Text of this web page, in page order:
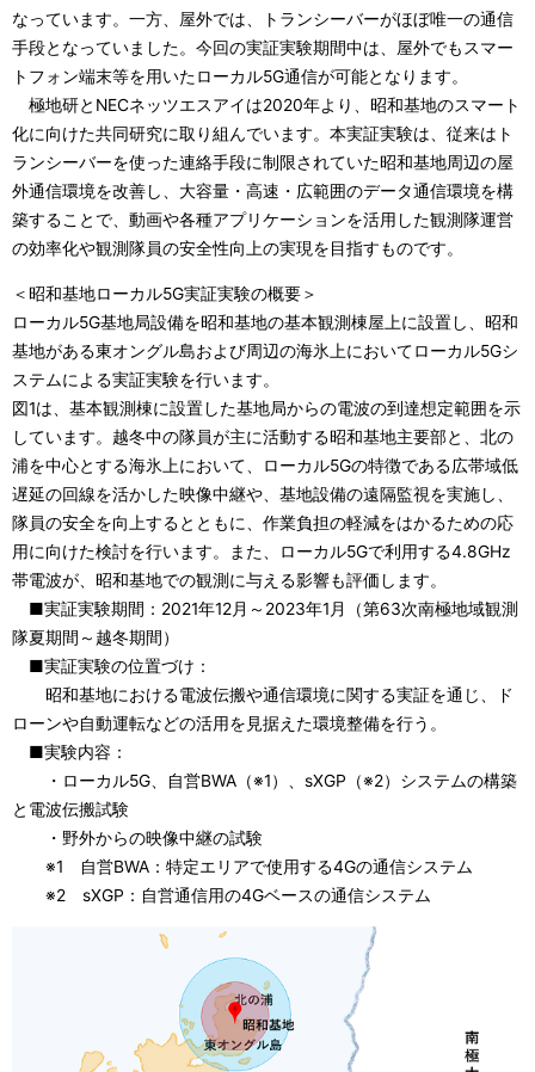
なっています。一方、屋外では、トランシーバーがほぼ唯一の通信
手段となっていました。今回の実証実験期間中は、屋外でもスマー
トフォン端末等を用いたローカル5G通信が可能となります。
極地研とNECネッツエスアイは2020年より、昭和基地のスマート
化に向けた共同研究に取り組んでいます。本実証実験は、従来はト
ランシーバーを使った連絡手段に制限されていた昭和基地周辺の屋
外通信環境を改善し、大容量・高速・広範囲のデータ通信環境を構
築することで、動画や各種アプリケーションを活用した観測隊運営
の効率化や観測隊員の安全性向上の実現を目指すものです。
＜昭和基地ローカル5G実証実験の概要＞
ローカル5G基地局設備を昭和基地の基本観測棟屋上に設置し、昭和
基地がある東オングル島および周辺の海氷上においてローカル5Gシ
ステムによる実証実験を行います。
図1は、基本観測棟に設置した基地局からの電波の到達想定範囲を示
しています。越冬中の隊員が主に活動する昭和基地主要部と、北の
浦を中心とする海氷上において、ローカル5Gの特徴である広帯域低
遅延の回線を活かした映像中継や、基地設備の遠隔監視を実施し、
隊員の安全を向上するとともに、作業負担の軽減をはかるための応
用に向けた検討を行います。また、ローカル5Gで利用する4.8GHz
帯電波が、昭和基地での観測に与える影響も評価します。
■実証実験期間：2021年12月～2023年1月（第63次南極地域観測
隊夏期間～越冬期間）
■実証実験の位置づけ：
昭和基地における電波伝搬や通信環境に関する実証を通じ、ド
ローンや自動運転などの活用を見据えた環境整備を行う。
■実験内容：
・ローカル5G、自営BWA（※1）、sXGP（※2）システムの構築
と電波伝搬試験
・野外からの映像中継の試験
※1 自営BWA：特定エリアで使用する4Gの通信システム
※2 sXGP：自営通信用の4Gベースの通信システム